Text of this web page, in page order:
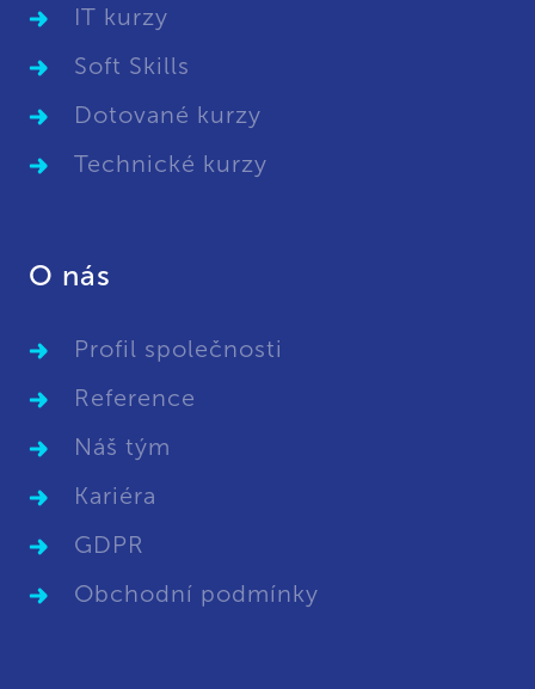
IT kurzy
Soft Skills
Dotované kurzy
Technické kurzy
O nás
Profil společnosti
Reference
Náš tým
Kariéra
GDPR
Obchodní podmínky